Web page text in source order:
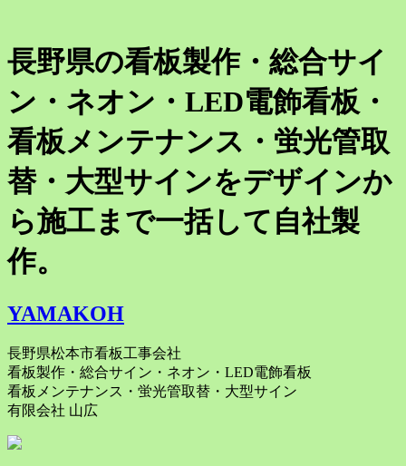
長野県の看板製作・総合サイ
ン・ネオン・LED電飾看板・
看板メンテナンス・蛍光管取
替・大型サインをデザインか
ら施工まで一括して自社製
作。
YAMAKOH
長野県松本市看板工事会社
看板製作・総合サイン・ネオン・LED電飾看板
看板メンテナンス・蛍光管取替・大型サイン
有限会社 山広